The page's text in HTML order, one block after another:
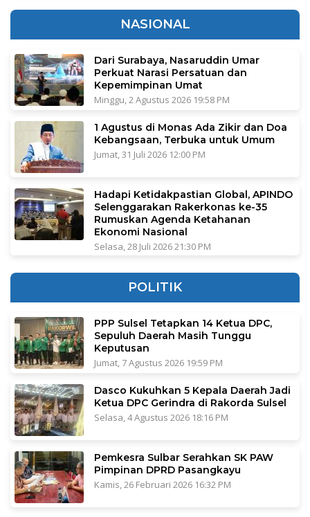
NASIONAL
Dari Surabaya, Nasaruddin Umar
Perkuat Narasi Persatuan dan
Kepemimpinan Umat
Minggu, 2 Agustus 2026 19:58 PM
1 Agustus di Monas Ada Zikir dan Doa
Kebangsaan, Terbuka untuk Umum
Jumat, 31 Juli 2026 12:00 PM
Hadapi Ketidakpastian Global, APINDO
Selenggarakan Rakerkonas ke-35
Rumuskan Agenda Ketahanan
Ekonomi Nasional
Selasa, 28 Juli 2026 21:30 PM
POLITIK
PPP Sulsel Tetapkan 14 Ketua DPC,
Sepuluh Daerah Masih Tunggu
Keputusan
Jumat, 7 Agustus 2026 19:59 PM
Dasco Kukuhkan 5 Kepala Daerah Jadi
Ketua DPC Gerindra di Rakorda Sulsel
Selasa, 4 Agustus 2026 18:16 PM
Pemkesra Sulbar Serahkan SK PAW
Pimpinan DPRD Pasangkayu
Kamis, 26 Februari 2026 16:32 PM